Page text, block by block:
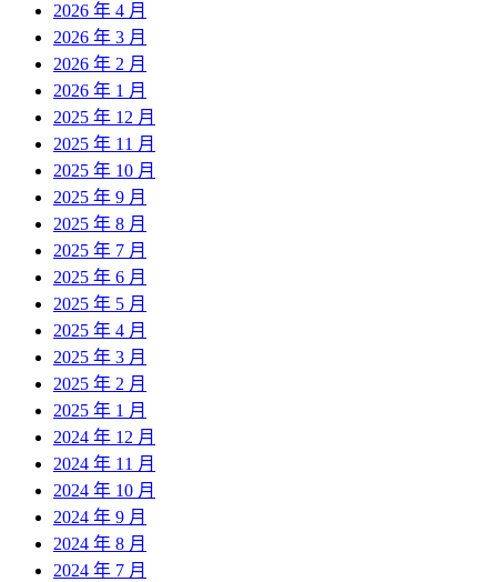
2026 年 4 月
2026 年 3 月
2026 年 2 月
2026 年 1 月
2025 年 12 月
2025 年 11 月
2025 年 10 月
2025 年 9 月
2025 年 8 月
2025 年 7 月
2025 年 6 月
2025 年 5 月
2025 年 4 月
2025 年 3 月
2025 年 2 月
2025 年 1 月
2024 年 12 月
2024 年 11 月
2024 年 10 月
2024 年 9 月
2024 年 8 月
2024 年 7 月